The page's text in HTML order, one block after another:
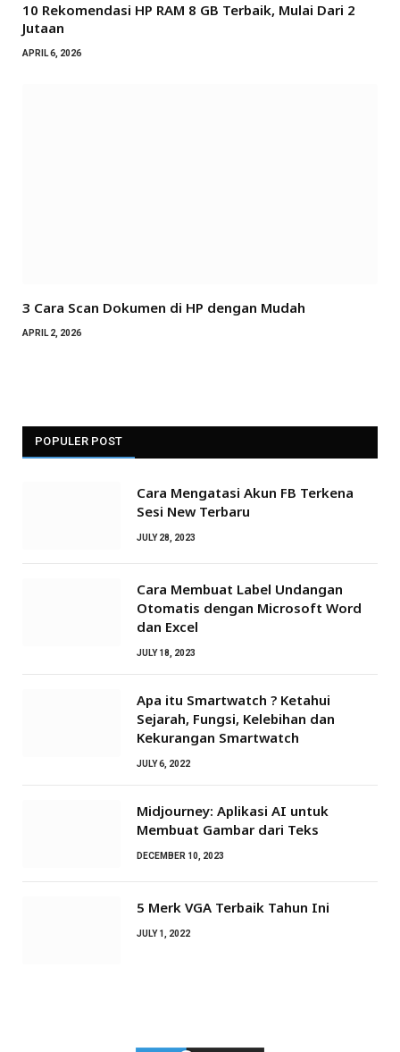
10 Rekomendasi HP RAM 8 GB Terbaik, Mulai Dari 2
Jutaan
APRIL 6, 2026
3 Cara Scan Dokumen di HP dengan Mudah
APRIL 2, 2026
POPULER POST
Cara Mengatasi Akun FB Terkena
Sesi New Terbaru
JULY 28, 2023
Cara Membuat Label Undangan
Otomatis dengan Microsoft Word
dan Excel
JULY 18, 2023
Apa itu Smartwatch ? Ketahui
Sejarah, Fungsi, Kelebihan dan
Kekurangan Smartwatch
JULY 6, 2022
Midjourney: Aplikasi AI untuk
Membuat Gambar dari Teks
DECEMBER 10, 2023
5 Merk VGA Terbaik Tahun Ini
JULY 1, 2022